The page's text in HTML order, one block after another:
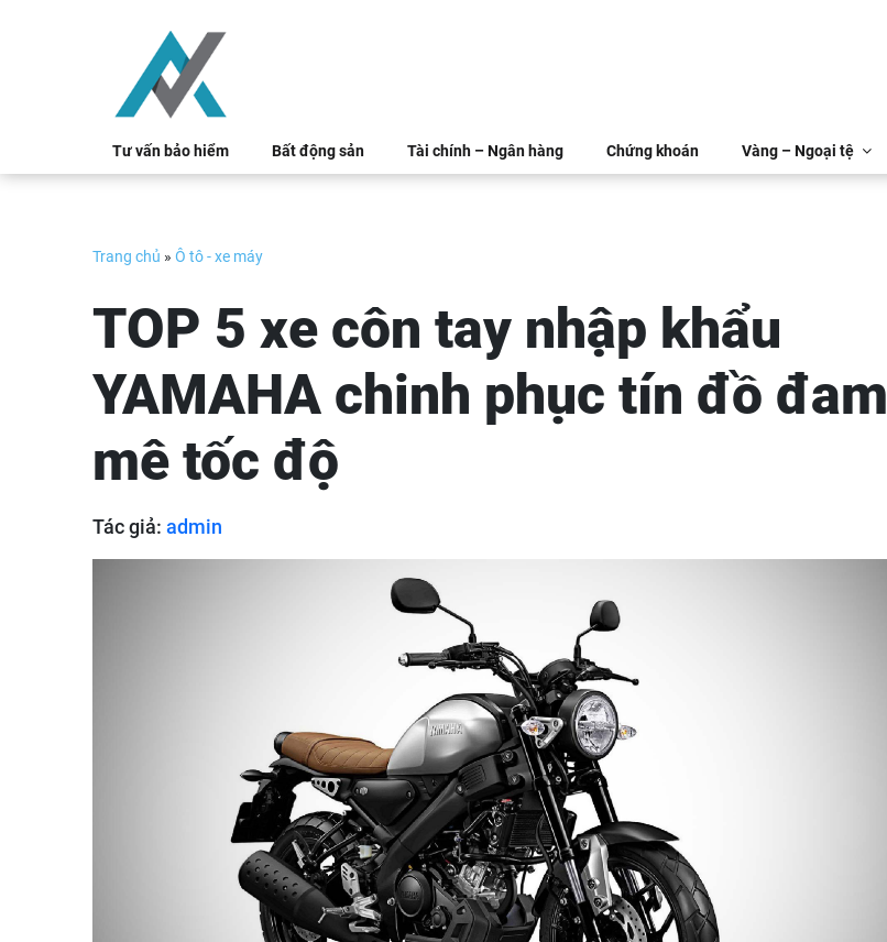
Tư vấn bảo hiểm Bất động sản Tài chính – Ngân hàng Chứng khoán Vàng – Ngoại tệ
Trang chủ » Ô tô - xe máy
TOP 5 xe côn tay nhập khẩu
YAMAHA chinh phục tín đồ đam
mê tốc độ
Tác giả: admin